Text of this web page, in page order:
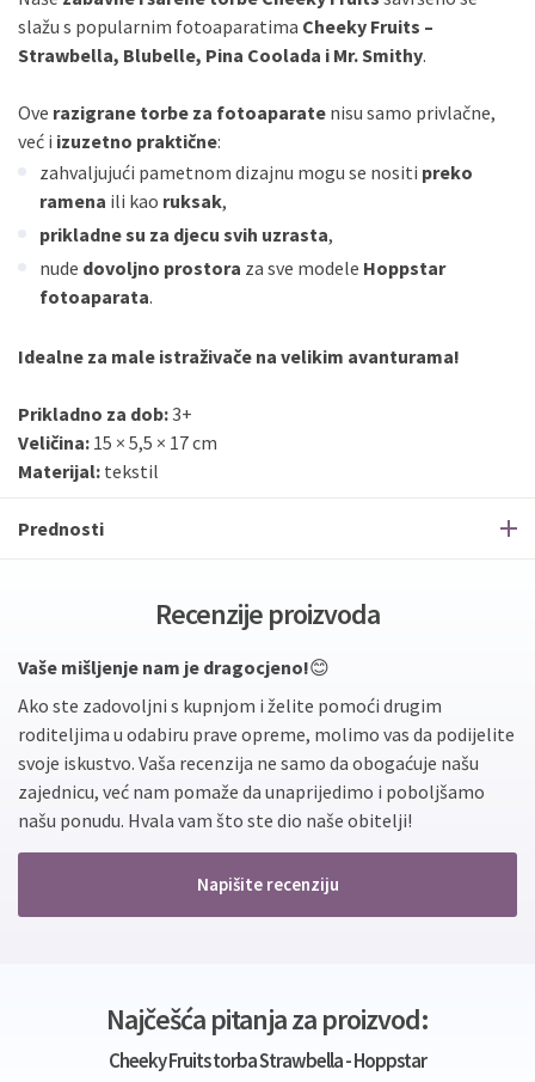
slažu s popularnim fotoaparatima Cheeky Fruits –
Strawbella, Blubelle, Pina Coolada i Mr. Smithy.
Ove razigrane torbe za fotoaparate nisu samo privlačne,
već i izuzetno praktične:
zahvaljujući pametnom dizajnu mogu se nositi preko
ramena ili kao ruksak,
prikladne su za djecu svih uzrasta,
nude dovoljno prostora za sve modele Hoppstar
fotoaparata.
Idealne za male istraživače na velikim avanturama!
Prikladno za dob:3+
Veličina: 15 × 5,5 × 17 cm
Materijal: tekstil
Prednosti
Recenzije proizvoda
Vaše mišljenje nam je dragocjeno!😊
Ako ste zadovoljni s kupnjom i želite pomoći drugim
roditeljima u odabiru prave opreme, molimo vas da podijelite
svoje iskustvo. Vaša recenzija ne samo da obogaćuje našu
zajednicu, već nam pomaže da unaprijedimo i poboljšamo
našu ponudu. Hvala vam što ste dio naše obitelji!
Napišite recenziju
Najčešća pitanja za proizvod:
Cheeky Fruits torba Strawbella - Hoppstar